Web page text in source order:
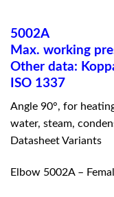
5002A
Max. working
Other data:
ISO 1337
Angle 90°, for
water, steam,
Datasheet Variants
Elbow 5002A –